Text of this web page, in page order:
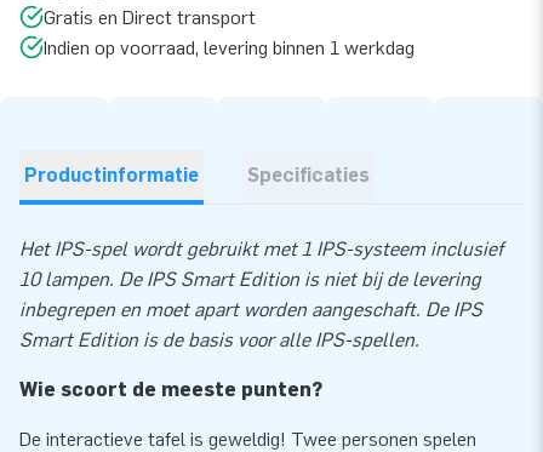
Gratis en Direct transport
Indien op voorraad, levering binnen 1 werkdag
Productinformatie Specificaties
Het IPS-spel wordt gebruikt met 1 IPS-systeem inclusief
10 lampen. De IPS Smart Edition is niet bij de levering
inbegrepen en moet apart worden aangeschaft. De IPS
Smart Edition is de basis voor alle IPS-spellen.
Wie scoort de meeste punten?
De interactieve tafel is geweldig! Twee personen spelen